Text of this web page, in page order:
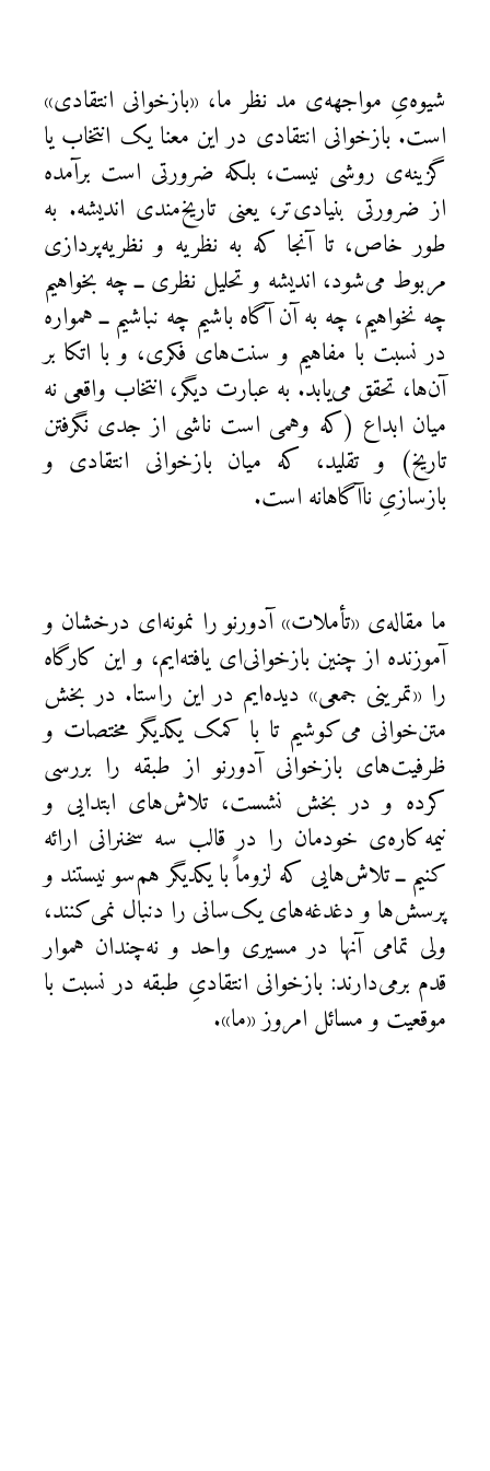
شیوه‌یِ مواجهه‌ی مد نظر ما، «بازخوانی انتقادی»
است. بازخوانی انتقادی در این معنا یک انتخاب یا
گزینه‌ی روشی نیست، بلکه ضرورتی است برآمده
از ضرورتی‌ بنیادی‌تر، یعنی تاریخ‌مندی اندیشه. به
طور خاص، تا آنجا که به نظریه و نظریه‌پردازی
مربوط می‌شود، اندیشه‌ و تحلیل نظری ــ چه بخواهیم
چه نخواهیم، چه به آن آگاه باشیم چه نباشیم ــ همواره
در نسبت با مفاهیم و سنت‌های فکری، و با اتکا بر
آن‌ها، تحقق می‌یابد. به عبارت دیگر، انتخاب واقعی نه
میان ابداع (که وهمی است ناشی از جدی‌ نگرفتن
تاریخ) و تقلید،‌ که میان بازخوانی انتقادی و
بازسازیِ ناآگاهانه است.
ما مقاله‌ی «تأملات» آدورنو را نمونه‌ای درخشان و
آموزنده از چنین بازخوانی‌ای یافته‌ایم، و این کارگاه
را «تمرینی جمعی» دیده‌ایم در این راستا. در بخش
متن‌خوانی می‌کوشیم تا با کمک یکدیگر مختصات و
ظرفیت‌های بازخوانی آدورنو از طبقه را بررسی
کرده و در بخش نشست، تلاش‌های ابتدایی و
نیمه‌کاره‌ی خودمان را در قالب سه سخنرانی ارائه
کنیم ــ تلاش‌هایی که لزوماً با یکدیگر هم‌سو نیستند و
پرسش‌ها و دغدغه‌های یک‌سانی را دنبال نمی‌کنند،
ولی تمامی آنها در مسیری واحد و نه‌چندان هموار
قدم برمی‌دارند: بازخوانی انتقادیِ طبقه در نسبت با
موقعیت و مسائل امروز «ما».